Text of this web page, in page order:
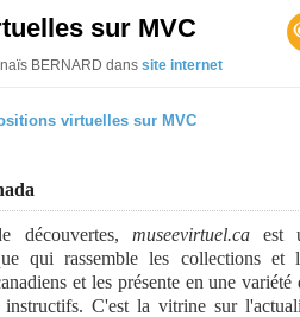
sur MVC
BERNARD dans site internet
découvertes, museevirtuel.caest
qui rassemble les collections et
et les présente en une variété
instructifs. C'est la vitrine sur